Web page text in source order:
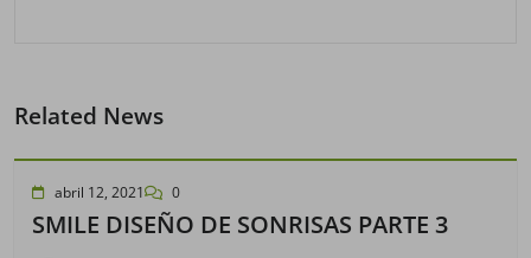
Related News
abril 12, 2021 0
SMILE DISEÑO DE SONRISAS PARTE 3